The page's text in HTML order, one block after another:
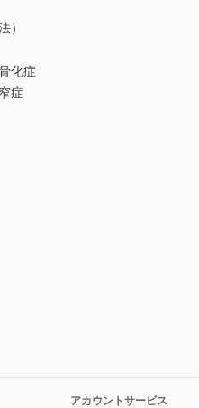
）
化症
症
アカウントサービス